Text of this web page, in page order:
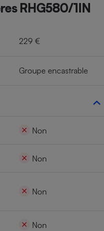
RHG580/1IN
229 €
Groupe encastrable
Non
Non
Non
Non